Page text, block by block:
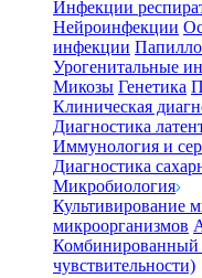
Инфекции
Нейроинфекции
инфекции
Урогенитальные
Микозы Генетика
Клиническая
Диагностика
Иммунология и
Диагностика
Микробиология
Культивирование
микроорганизмов
Комбинированный
чувствительности)